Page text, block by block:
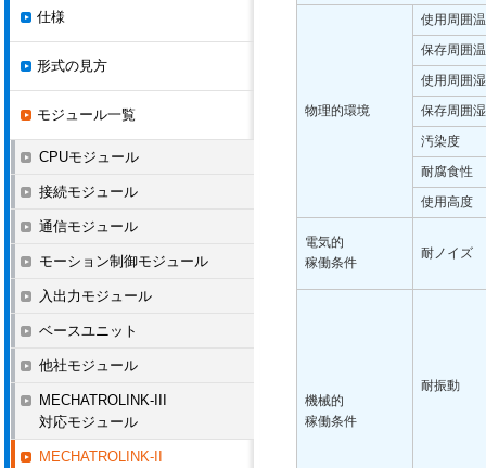
物理的環境
使用周囲
保存周囲
使用周囲
保存周囲
汚染度
耐腐食性
使用高度
電気的
稼働条件
耐ノイズ
機械的
稼働条件
耐振動
仕様
形式の見方
モジュール一覧
CPUモジュール
接続モジュール
通信モジュール
モーション制御モジュール
入出力モジュール
ベースユニット
他社モジュール
MECHATROLINK-III
対応モジュール
MECHATROLINK-II